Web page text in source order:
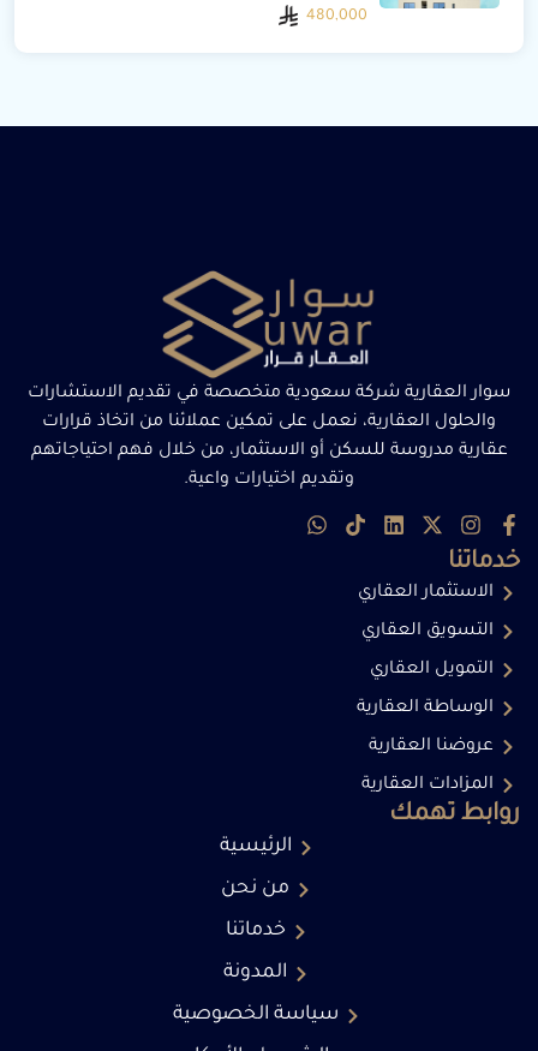
480,000
سوار العقارية شركة سعودية متخصصة في تقديم الاستشارات
والحلول العقارية، نعمل على تمكين عملائنا من اتخاذ قرارات
عقارية مدروسة للسكن أو الاستثمار، من خلال فهم احتياجاتهم
وتقديم اختيارات واعية.
روابط تهمك
الرئيسية
من نحن
خدماتنا
المدونة
سياسة الخصوصية
خدماتنا
الاستثمار العقاري
التسويق العقاري
التمويل العقاري
الوساطة العقارية
عروضنا العقارية
المزادات العقارية